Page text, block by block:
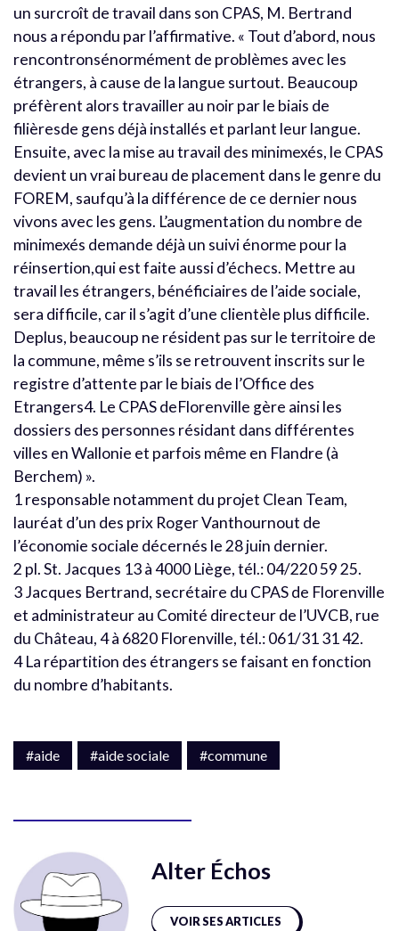
un surcroît de travail dans son CPAS, M. Bertrand
nous a répondu par l’affirmative. « Tout d’abord, nous
rencontronsénormément de problèmes avec les
étrangers, à cause de la langue surtout. Beaucoup
préfèrent alors travailler au noir par le biais de
filièresde gens déjà installés et parlant leur langue.
Ensuite, avec la mise au travail des minimexés, le CPAS
devient un vrai bureau de placement dans le genre du
FOREM, saufqu’à la différence de ce dernier nous
vivons avec les gens. L’augmentation du nombre de
minimexés demande déjà un suivi énorme pour la
réinsertion,qui est faite aussi d’échecs. Mettre au
travail les étrangers, bénéficiaires de l’aide sociale,
sera difficile, car il s’agit d’une clientèle plus difficile.
Deplus, beaucoup ne résident pas sur le territoire de
la commune, même s’ils se retrouvent inscrits sur le
registre d’attente par le biais de l’Office des
Etrangers4. Le CPAS deFlorenville gère ainsi les
dossiers des personnes résidant dans différentes
villes en Wallonie et parfois même en Flandre (à
Berchem) ».
1 responsable notamment du projet Clean Team,
lauréat d’un des prix Roger Vanthournout de
l’économie sociale décernés le 28 juin dernier.
2 pl. St. Jacques 13 à 4000 Liège, tél.: 04/220 59 25.
3 Jacques Bertrand, secrétaire du CPAS de Florenville
et administrateur au Comité directeur de l’UVCB, rue
du Château, 4 à 6820 Florenville, tél.: 061/31 31 42.
4 La répartition des étrangers se faisant en fonction
du nombre d’habitants.
#aide #aide sociale #commune
Alter Échos
VOIR SES ARTICLES